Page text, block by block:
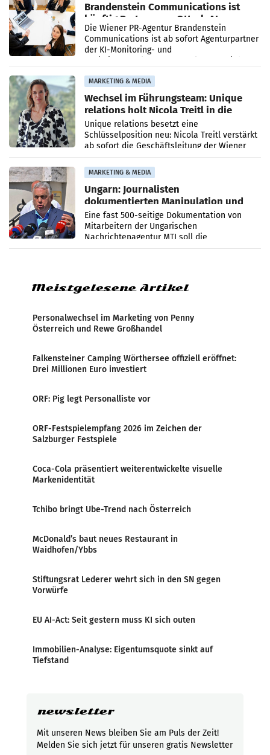
Brandenstein Communications ist
künftig Partner von OtterlyAI
Die Wiener PR-Agentur Brandenstein
Communications ist ab sofort Agenturpartner
der KI-Monitoring- und
MARKETING & MEDIA
Wechsel im Führungsteam: Unique
relations holt Nicola Treitl in die
Geschäftsleitung
Unique relations besetzt eine
Schlüsselposition neu: Nicola Treitl verstärkt
ab sofort die Geschäftsleitung der Wiener
PR-Agentur an der Seite von Josef Kalina und
Anna Kalina-Mahr.
MARKETING & MEDIA
Ungarn: Journalisten
dokumentierten Manipulation und
Zensur
Eine fast 500-seitige Dokumentation von
Mitarbeitern der Ungarischen
Nachrichtenagentur MTI soll die
systematische Nachrichten-Manipulation und
Meistgelesene Artikel
Personalwechsel im Marketing von Penny
Österreich und Rewe Großhandel
Falkensteiner Camping Wörthersee offiziell eröffnet:
Drei Millionen Euro investiert
ORF: Pig legt Personalliste vor
ORF-Festspielempfang 2026 im Zeichen der
Salzburger Festspiele
Coca-Cola präsentiert weiterentwickelte visuelle
Markenidentität
Tchibo bringt Ube-Trend nach Österreich
McDonald’s baut neues Restaurant in
Waidhofen/Ybbs
Stiftungsrat Lederer wehrt sich in den SN gegen
Vorwürfe
EU AI-Act: Seit gestern muss KI sich outen
Immobilien-Analyse: Eigentumsquote sinkt auf
Tiefstand
newsletter
Mit unseren News bleiben Sie am Puls der Zeit!
Melden Sie sich jetzt für unseren gratis Newsletter